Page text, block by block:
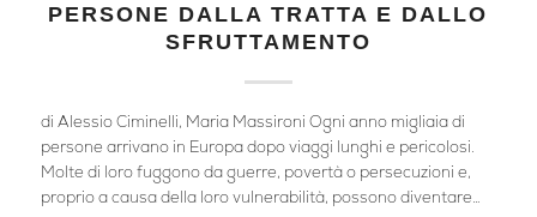
PERSONE DALLA TRATTA E DALLO
SFRUTTAMENTO
di Alessio Ciminelli, Maria Massironi Ogni anno migliaia di
persone arrivano in Europa dopo viaggi lunghi e pericolosi.
Molte di loro fuggono da guerre, povertà o persecuzioni e,
proprio a causa della loro vulnerabilità, possono diventare…